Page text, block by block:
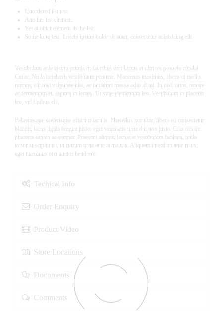
Unordered list test
Another list element.
Yet another element in the list.
Some long text. Lorem ipsum dolor sit amet, consectetur adipisicing elit.
Vestibulum ante ipsum primis in faucibus orci luctus et ultrices posuere cubilia
Curae; Nulla hendrerit vestibulum posuere. Maecenas maximus, libero ut mollis
rutrum, elit nisi vulputate nisi, ac tincidunt massa odio id mi. In nisl tortor, ornare
ac fermentum et, sagittis in lectus. Ut vitae elementum leo. Vestibulum in placerat
leo, vel finibus elit.
Pellentesque scelerisque efficitur iaculis. Phasellus porttitor, libero eu consectetur
blandit, lacus ligula feugiat justo, eget venenatis urna dui non justo. Cras ornare
pharetra sapien ac semper. Praesent aliquet, lectus at vestibulum facilisis, nulla
tortor suscipit nisi, ut rutrum urna ante at mauris. Aliquam interdum ante risus,
eget maximus orci auctor hendrerit.
Techical Info
Order Enquiry
Product Video
Store Locations
Documents
Comments